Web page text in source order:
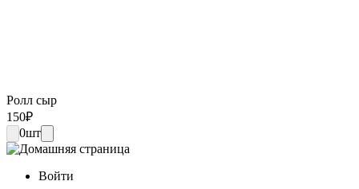
Ролл сыр
150₽
0шт
Войти